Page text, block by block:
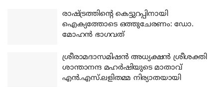
രാഷ്ട്രത്തിന്റെ കെട്ടുറപ്പിനായി
ഐക്യത്തോടെ ഒത്തുചേരണം: ഡോ.
മോഹന്‍ ഭാഗവത്
ശ്രീരാമദാസമിഷന്‍ അധ്യക്ഷന്‍ ശ്രീശക്തി
ശാന്താനന്ദ മഹര്‍ഷിയുടെ മാതാവ്
എന്‍.എസ്.ലളിതമ്മ നിര്യാതയായി